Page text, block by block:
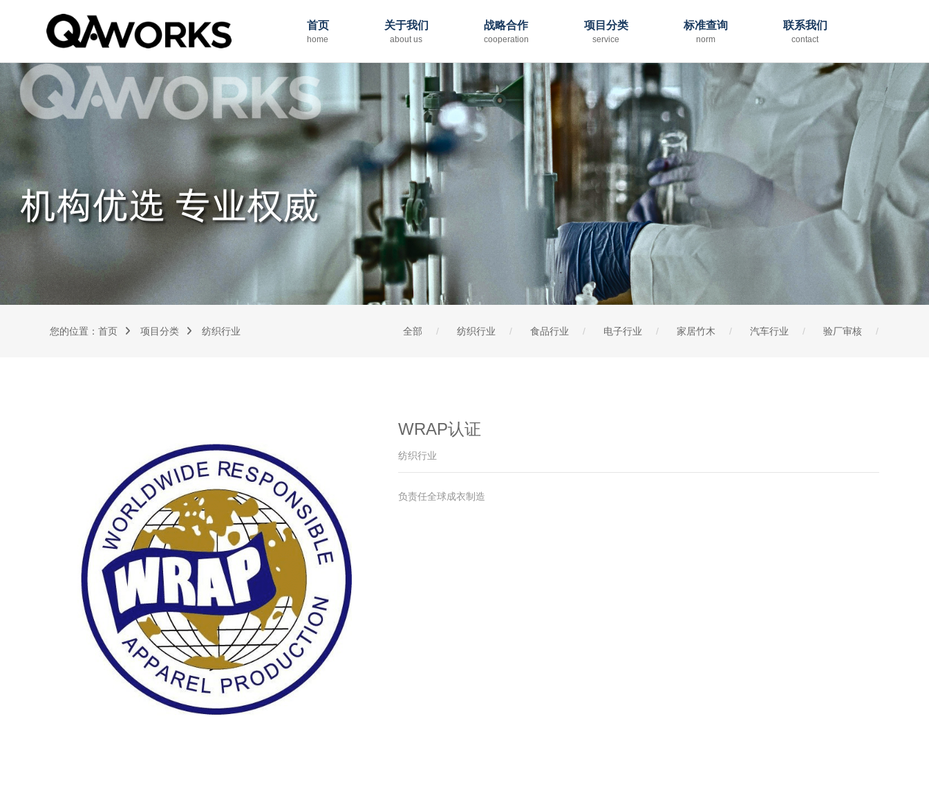
首页
home
关于我们
about us
战略合作
cooperation
项目分类
service
标准查询
norm
联系我们
contact
您的位置： 首页 项目分类 纺织行业 全部 纺织行业 食品行业 电子行业 家居竹木 汽车行业 验厂审核
WRAP认证
纺织行业
负责任全球成衣制造